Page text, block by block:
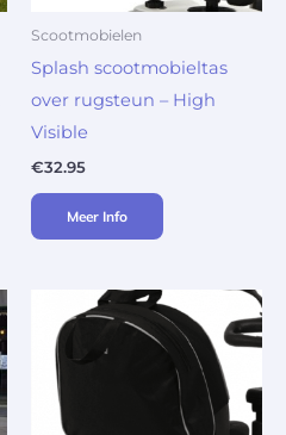
Scootmobielen
Splash scootmobieltas
over rugsteun – High
Visible
€32.95
Meer Info